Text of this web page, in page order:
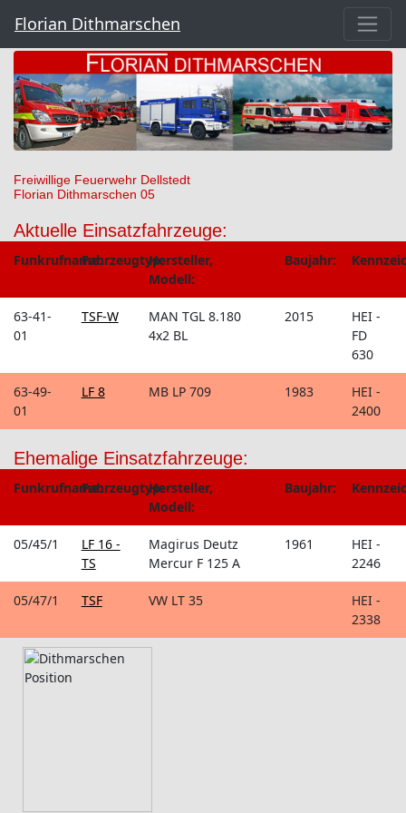
Florian Dithmarschen
Freiwillige Feuerwehr Dellstedt
Florian Dithmarschen 05
Aktuelle Einsatzfahrzeuge:
Funkrufname:Fahrzeugtyp:Hersteller,
Modell:
Baujahr:
63-41-
01
TSF-W
MAN TGL 8.180
4x2 BL
2015
HEI -
FD
630
63-49-
01
LF 8 MB LP 709 1983
HEI -
2400
Ehemalige Einsatzfahrzeuge:
Funkrufname:Fahrzeugtyp:Hersteller,
Modell:
Baujahr:
05/45/1
LF 16 -
TS
Magirus Deutz
Mercur F 125 A
1961
HEI -
2246
05/47/1 TSF VW LT 35
HEI -
2338